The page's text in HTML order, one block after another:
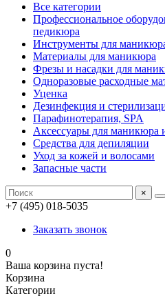
Все категории
Профессиональное
педикюра
Инструменты для
Материалы для маникюра
Фрезы и насадки для
Одноразовые расходные
Уценка
Дезинфекция и
Парафинотерапия, SPA
Аксессуары для маникюра
Средства для депиляции
Уход за кожей и волосами
Запасные части
×
+7 (495) 018-5035
Заказать звонок
0
Ваша корзина пуста!
Корзина
Категории